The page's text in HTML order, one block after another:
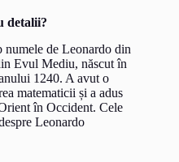
detalii?
numele de Leonardo din
Evul Mediu, născut în
1240. A avut o
matematicii și a adus
în Occident. Cele
Leonardo